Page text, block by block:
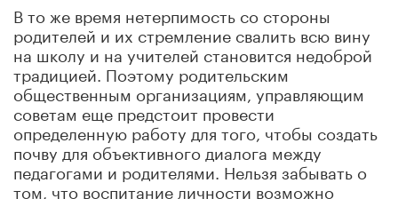
В то же время нетерпимость со стороны
родителей и их стремление свалить всю вину
на школу и на учителей становится недоброй
традицией. Поэтому родительским
общественным организациям, управляющим
советам еще предстоит провести
определенную работу для того, чтобы создать
почву для объективного диалога между
педагогами и родителями. Нельзя забывать о
том, что воспитание личности возможно